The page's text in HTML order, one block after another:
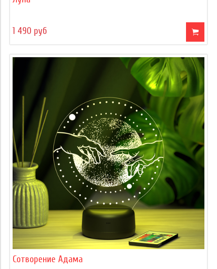
1 490 руб
Сотворение Адама